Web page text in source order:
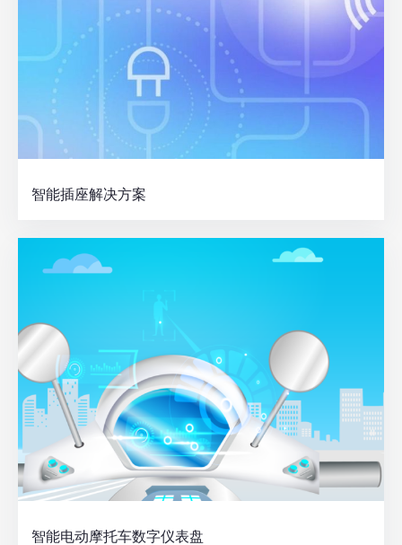
智能插座解决方案
智能电动摩托车数字仪表盘